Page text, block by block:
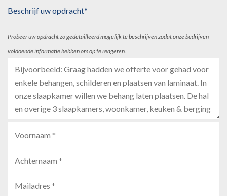
Beschrijf uw opdracht*
Probeer uw opdracht zo gedetailleerd mogelijk te beschrijven zodat onze bedrijven
voldoende informatie hebben om op te reageren.